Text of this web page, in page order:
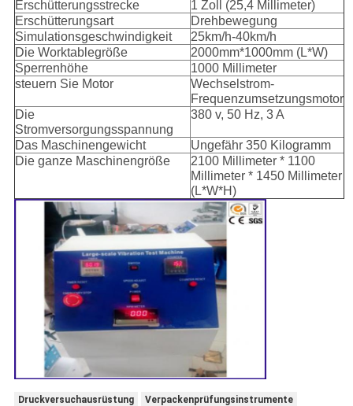
Erschütterungsstrecke
1 Zoll (25,4 Millimeter)
Erschütterungsart
Drehbewegung
Simulationsgeschwindigkeit
25km/h-40km/h
Die Worktablegröße
2000mm*1000mm (L*W)
Sperrenhöhe
1000 Millimeter
steuern Sie Motor
Wechselstrom-
Frequenzumsetzungsmotor
Die
Stromversorgungsspannung
380 v, 50 Hz, 3 A
Das Maschinengewicht
Ungefähr 350 Kilogramm
Die ganze Maschinengröße
2100 Millimeter * 1100
Millimeter * 1450 Millimeter
(L*W*H)
Druckversuchausrüstung
Verpackenprüfungsinstrumente